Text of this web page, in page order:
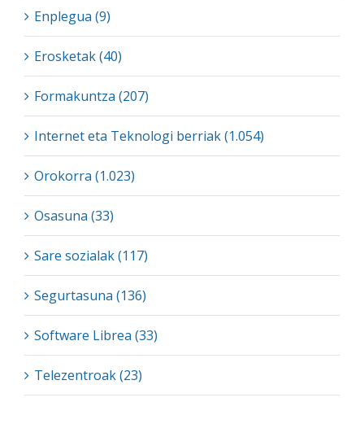
Enplegua (9)
Erosketak (40)
Formakuntza (207)
Internet eta Teknologi berriak (1.054)
Orokorra (1.023)
Osasuna (33)
Sare sozialak (117)
Segurtasuna (136)
Software Librea (33)
Telezentroak (23)